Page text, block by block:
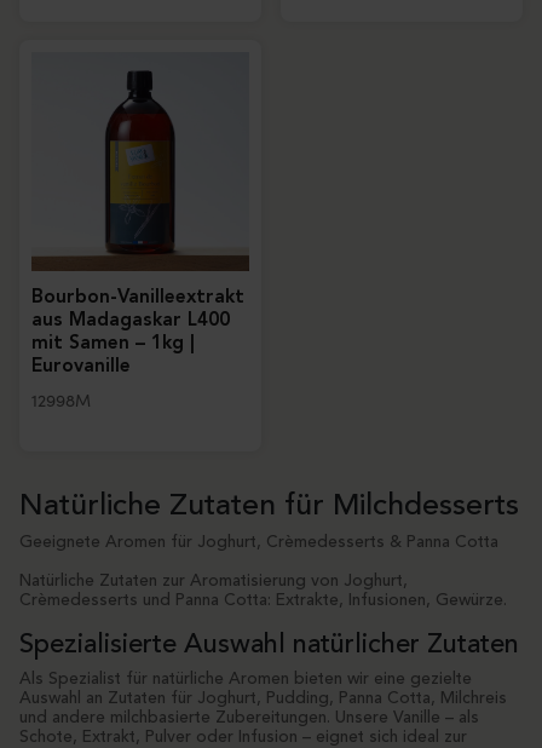
Bourbon-Vanilleextrakt
aus Madagaskar L400
mit Samen – 1kg |
Eurovanille
12998M
Natürliche Zutaten für Milchdesserts
Geeignete Aromen für Joghurt, Crèmedesserts & Panna Cotta
Natürliche Zutaten zur Aromatisierung von Joghurt,
Crèmedesserts und Panna Cotta: Extrakte, Infusionen, Gewürze.
Spezialisierte Auswahl natürlicher Zutaten
Als Spezialist für natürliche Aromen bieten wir eine gezielte
Auswahl an Zutaten für Joghurt, Pudding, Panna Cotta, Milchreis
und andere milchbasierte Zubereitungen. Unsere Vanille – als
Schote, Extrakt, Pulver oder Infusion – eignet sich ideal zur